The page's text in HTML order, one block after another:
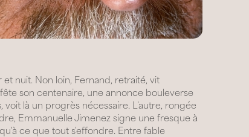
nuit. Non loin, Fernand, retraité, vit
son centenaire, une annonce bouleverse
là un progrès nécessaire. L'autre, rongée
Emmanuelle Jimenez signe une fresque à
ce que tout s'effondre. Entre fable